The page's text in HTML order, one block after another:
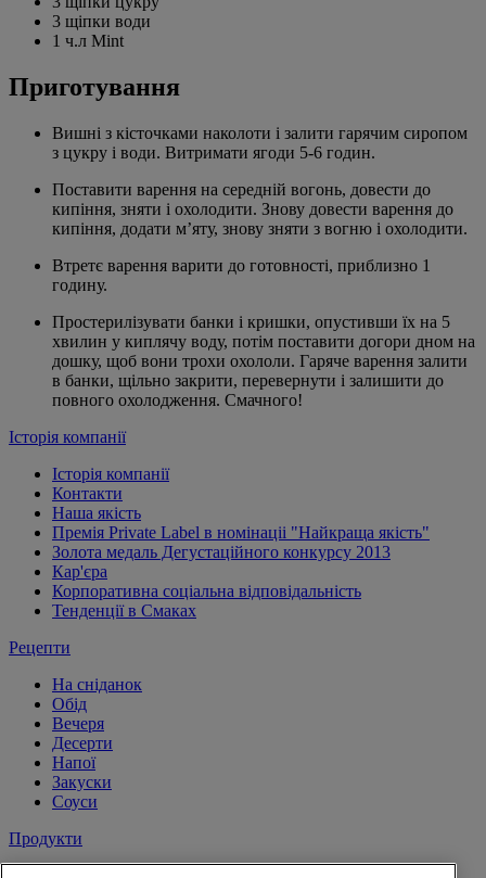
3 щіпки води
1 ч.л Mint
Приготування
Вишні з кісточками наколоти і залити гарячим сиропом
з цукру і води. Витримати ягоди 5-6 годин.
Поставити варення на середній вогонь, довести до
кипіння, зняти і охолодити. Знову довести варення до
кипіння, додати м’яту, знову зняти з вогню і охолодити.
Втретє варення варити до готовності, приблизно 1
годину.
Простерилізувати банки і кришки, опустивши їх на 5
хвилин у киплячу воду, потім поставити догори дном на
дошку, щоб вони трохи охололи. Гаряче варення залити
в банки, щільно закрити, перевернути і залишити до
повного охолодження. Смачного!
Історія компанії
Історія компанії
Контакти
Наша якість
Премія Private Label в номінаціі "Найкраща якість"
Золота медаль Дегустаційного конкурсу 2013
Кар'єра
Корпоративна соціальна відповідальність
Тенденції в Смаках
Рецепти
На сніданок
Обід
Вечеря
Десерти
Напої
Закуски
Соуси
Продукти